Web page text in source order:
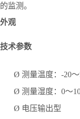
的监测。
外观
技术参数
Ø 测量温度： -20
Ø 测量湿度： 0～
Ø 电压输出型